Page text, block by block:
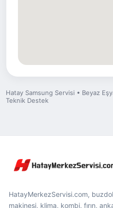
Hatay Samsung Servisi • Beyaz
Teknik Destek
HatayMerkezServisi.com,
makinesi, klima, kombi, fırın,